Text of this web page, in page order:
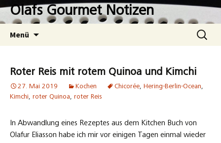
Zum
InhaltOlafs Gourmet Notizen
Menü
Suchen
nach:
Roter Reis mit rotem Quinoa und Kimchi
27. Mai 2019 Kochen Chicorée, Hering-Berlin-Ocean,
Kimchi, roter Quinoa, roter Reis
In Abwandlung eines Rezeptes aus dem Kitchen Buch von
Olafur Eliasson habe ich mir vor einigen Tagen einmal wieder